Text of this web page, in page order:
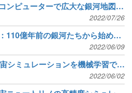
AIとスーパーコンピューターで広大な銀河地図を解読
2022/07/26
あの天体は今：110億年前の銀河たちから始めるシミュレーション
2022/06/09
10万時間の宇宙シミュレーションを機械学習で数秒に
2022/06/02